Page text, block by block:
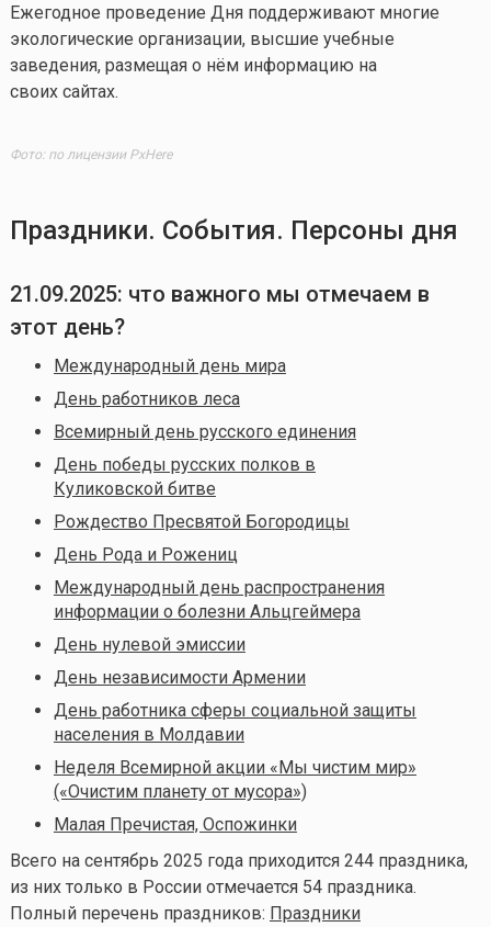
Ежегодное проведение Дня поддерживают многие
экологические организации, высшие учебные
заведения, размещая о нём информацию на
своих сайтах.
Фото: по лицензии PxHere
Праздники. События. Персоны дня
21.09.2025: что важного мы отмечаем в
этот день?
Международный день мира
День работников леса
Всемирный день русского единения
День победы русских полков в
Куликовской битве
Рождество Пресвятой Богородицы
День Рода и Рожениц
Международный день распространения
информации о болезни Альцгеймера
День нулевой эмиссии
День независимости Армении
День работника сферы социальной защиты
населения в Молдавии
Неделя Всемирной акции «Мы чистим мир»
(«Очистим планету от мусора»)
Малая Пречистая, Оспожинки
Всего на сентябрь 2025 года приходится 244 праздника,
из них только в России отмечается 54 праздника.
Полный перечень праздников: Праздники